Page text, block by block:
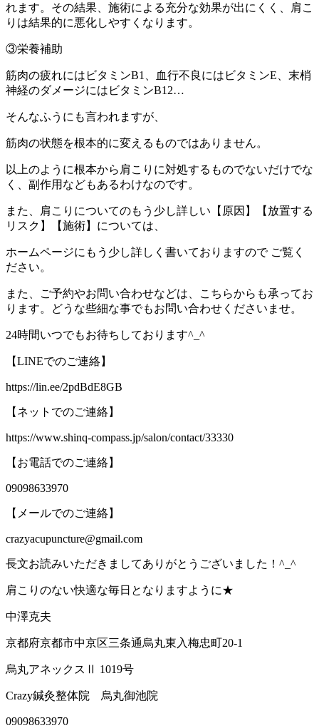
れます。その結果、施術による充分な効果が出にくく、肩こ
りは結果的に悪化しやすくなります。
③栄養補助
筋肉の疲れにはビタミンB1 、血行不良にはビタミンE 、末梢
神経のダメージにはビタミンB12…
そんなふうにも言われますが、
筋肉の状態を根本的に変えるものではありません。
以上のように根本から肩こりに対処するものでないだけでな
く、副作用などもあるわけなのです。
また、肩こりについてのもう少し詳しい【原因】【放置する
リスク】【施術】については、
ホームページにもう少し詳しく書いておりますので ご覧く
ださい。
また、ご予約やお問い合わせなどは、こちらからも承ってお
ります。どうな些細な事でもお問い合わせくださいませ。
24時間いつでもお待ちしております^_^
【LINEでのご連絡】
https://lin.ee/2pdBdE8GB
【ネットでのご連絡】
https://www.shinq-compass.jp/salon/contact/33330
【お電話でのご連絡】
09098633970
【メールでのご連絡】
crazyacupuncture@gmail.com
長文お読みいただきましてありがとうございました！ ^_^
肩こりのない快適な毎日となりますように★
中澤克夫
京都府京都市中京区三条通烏丸東入梅忠町20-1
烏丸アネックス Ⅱ 1019号
Crazy鍼灸整体院 烏丸御池院
09098633970